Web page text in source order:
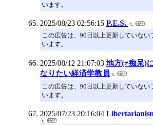
います。
2025/08/23 02:56:15 P.E.S.
この広告は、90日以上更新していない
います。
2025/08/12 21:07:03 地方(≠痴呆)
なりたい経済学教員
この広告は、90日以上更新していない
います。
2025/07/23 20:16:04